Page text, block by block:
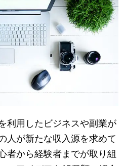
利用したビジネスや副業が
人が新たな収入源を求めて
者から経験者までが取り組